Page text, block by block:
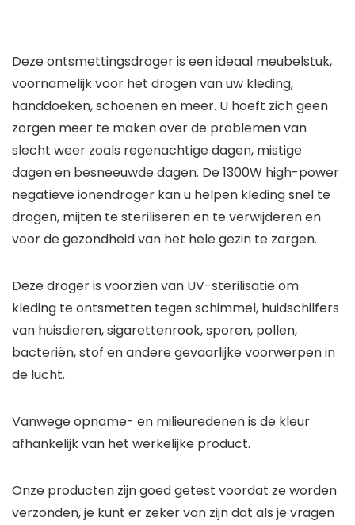
Deze ontsmettingsdroger is een ideaal meubelstuk,
voornamelijk voor het drogen van uw kleding,
handdoeken, schoenen en meer. U hoeft zich geen
zorgen meer te maken over de problemen van
slecht weer zoals regenachtige dagen, mistige
dagen en besneeuwde dagen. De 1300W high-power
negatieve ionendroger kan u helpen kleding snel te
drogen, mijten te steriliseren en te verwijderen en
voor de gezondheid van het hele gezin te zorgen.
Deze droger is voorzien van UV-sterilisatie om
kleding te ontsmetten tegen schimmel, huidschilfers
van huisdieren, sigarettenrook, sporen, pollen,
bacteriën, stof en andere gevaarlijke voorwerpen in
de lucht.
Vanwege opname- en milieuredenen is de kleur
afhankelijk van het werkelijke product.
Onze producten zijn goed getest voordat ze worden
verzonden, je kunt er zeker van zijn dat als je vragen